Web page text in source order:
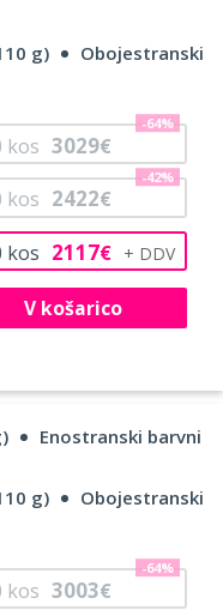
g)
Obojestranski
kos 2117€
kos 2422€
-42%
kos 3029€
-64%
V košarico
Enostranski barvni
g)
Obojestranski
kos 3003€
-64%